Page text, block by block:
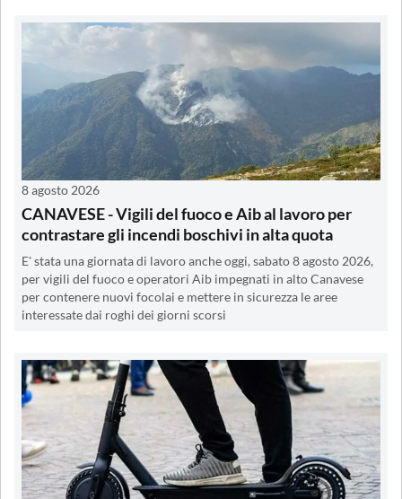
8 agosto 2026
CANAVESE - Vigili del fuoco e Aib al lavoro per
contrastare gli incendi boschivi in alta quota
E' stata una giornata di lavoro anche oggi, sabato 8 agosto 2026,
per vigili del fuoco e operatori Aib impegnati in alto Canavese
per contenere nuovi focolai e mettere in sicurezza le aree
interessate dai roghi dei giorni scorsi